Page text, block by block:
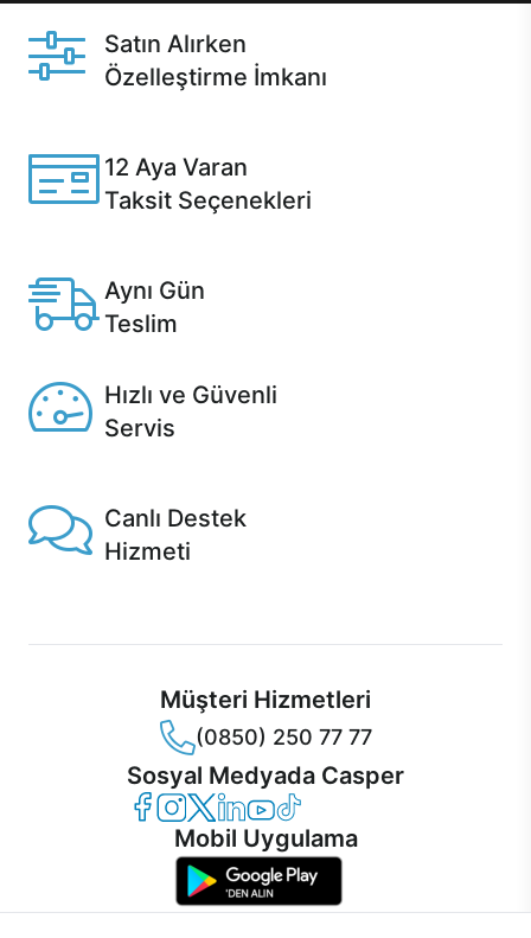
Satın Alırken
Özelleştirme İmkanı
12 Aya Varan
Taksit Seçenekleri
Aynı Gün
Teslim
Hızlı ve Güvenli
Servis
Canlı Destek
Hizmeti
Müşteri Hizmetleri
(0850) 250 77 77
Sosyal Medyada Casper
Casper Facebook
Casper Instagram
Casper Twitter
Casper LinkedIn
Casper YouTube
Casper TikTok
Mobil Uygulama